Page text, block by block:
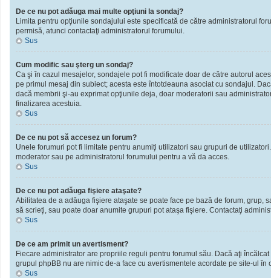
De ce nu pot adăuga mai multe opţiuni la sondaj?
Limita pentru opţiunile sondajului este specificată de către administratorul
permisă, atunci contactaţi administratorul forumului.
Sus
Cum modific sau şterg un sondaj?
Ca şi în cazul mesajelor, sondajele pot fi modificate doar de către autorul
pe primul mesaj din subiect; acesta este întotdeauna asociat cu sondajul.
dacă membrii şi-au exprimat opţiunile deja, doar moderatorii sau
finalizarea acestuia.
Sus
De ce nu pot să accesez un forum?
Unele forumuri pot fi limitate pentru anumiţi utilizatori sau grupuri de
moderator sau pe administratorul forumului pentru a vă da acces.
Sus
De ce nu pot adăuga fişiere ataşate?
Abilitatea de a adăuga fişiere ataşate se poate face pe bază de forum, grup,
să scrieţi, sau poate doar anumite grupuri pot ataşa fişiere. Contactaţi
Sus
De ce am primit un avertisment?
Fiecare administrator are propriile reguli pentru forumul său. Dacă aţi
grupul phpBB nu are nimic de-a face cu avertismentele acordate pe site-ul
Sus